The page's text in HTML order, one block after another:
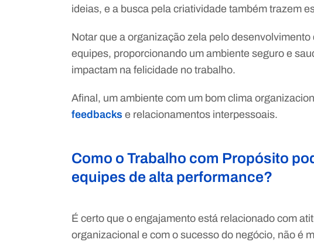
ideias, e a busca pela criatividade também trazem
Notar que a organização zela pelo
equipes, proporcionando um ambiente seguro e
impactam na felicidade no trabalho.
Afinal, um ambiente com um bom clima
feedbacks e relacionamentos interpessoais.
Como o Trabalho com Propósito
equipes de alta performance?
É certo que o engajamento está relacionado com
organizacional e com o sucesso do negócio, não é